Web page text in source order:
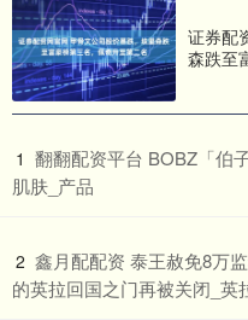
证券配
森跌至
1 翻翻配资平台 BOBZ「伯
肌肤_产品
2 鑫月配配资 泰王赦免8万
的英拉回国之门再被关闭_英